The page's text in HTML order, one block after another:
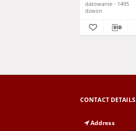
datowanie - 1495
dzwon
CONTACT DETAILS
Address